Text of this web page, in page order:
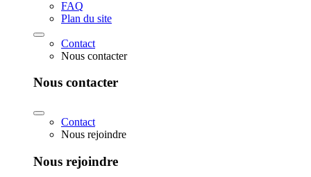
FAQ
Plan du site
Contact
Nous contacter
Nous contacter
Contact
Nous rejoindre
Nous rejoindre